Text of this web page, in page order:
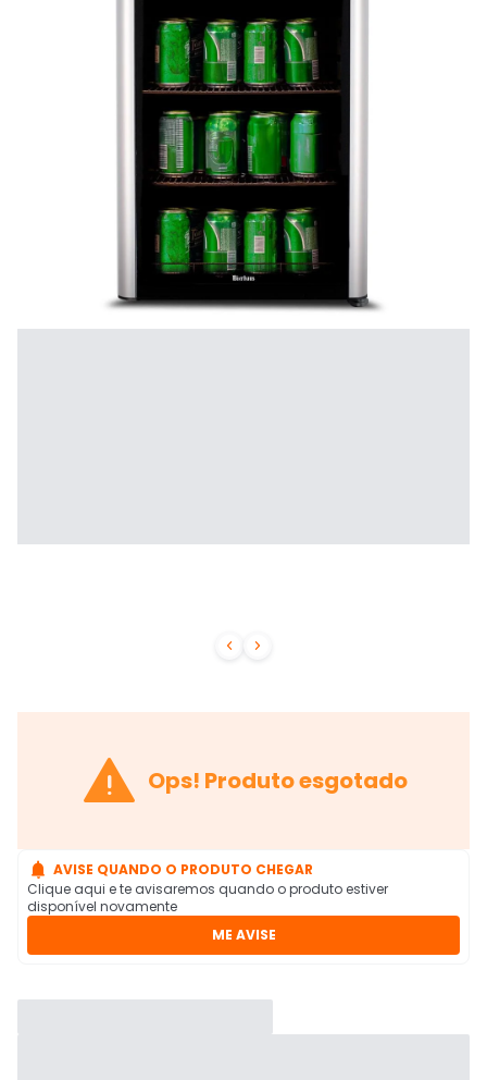
 
 Ops! Produto esgotado
 AVISE QUANDO O PRODUTO CHEGAR
Clique aqui e te avisaremos quando o produto estiver
disponível novamente
ME AVISE